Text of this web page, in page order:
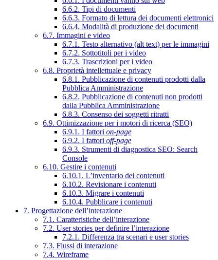
6.6.2. Tipi di documenti
6.6.3. Formato di lettura dei documenti elettronici
6.6.4. Modalità di produzione dei documenti
6.7. Immagini e video
6.7.1. Testo alternativo (alt text) per le immagini
6.7.2. Sottotitoli per i video
6.7.3. Trascrizioni per i video
6.8. Proprietà intellettuale e privacy
6.8.1. Pubblicazione di contenuti prodotti dalla
Pubblica Amministrazione
6.8.2. Pubblicazione di contenuti non prodotti
dalla Pubblica Amministrazione
6.8.3. Consenso dei soggetti ritratti
6.9. Ottimizzazione per i motori di ricerca (SEO)
6.9.1. I fattori on-page
6.9.2. I fattori off-page
6.9.3. Strumenti di diagnostica SEO: Search
Console
6.10. Gestire i contenuti
6.10.1. L’inventario dei contenuti
6.10.2. Revisionare i contenuti
6.10.3. Migrare i contenuti
6.10.4. Pubblicare i contenuti
7. Progettazione dell’interazione
7.1. Caratteristiche dell’interazione
7.2. User stories per definire l’interazione
7.2.1. Differenza tra scenari e user stories
7.3. Flussi di interazione
7.4. Wireframe